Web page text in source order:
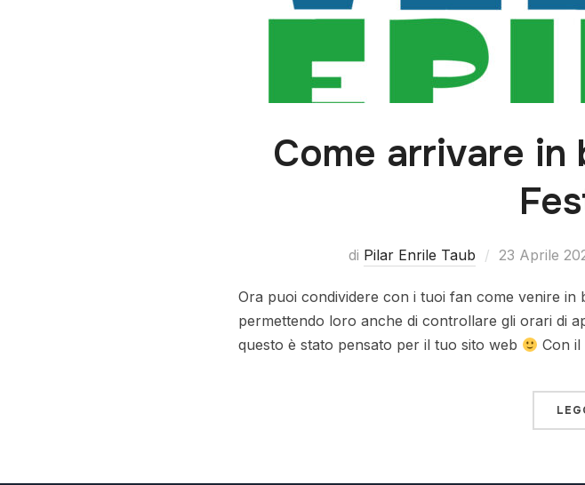
Come arrivare in
di Pilar Enrile Taub 23 Aprile
Ora puoi condividere con i tuoi fan come venire
permettendo loro anche di controllare gli orari di
questo è stato pensato per il tuo sito web
Con